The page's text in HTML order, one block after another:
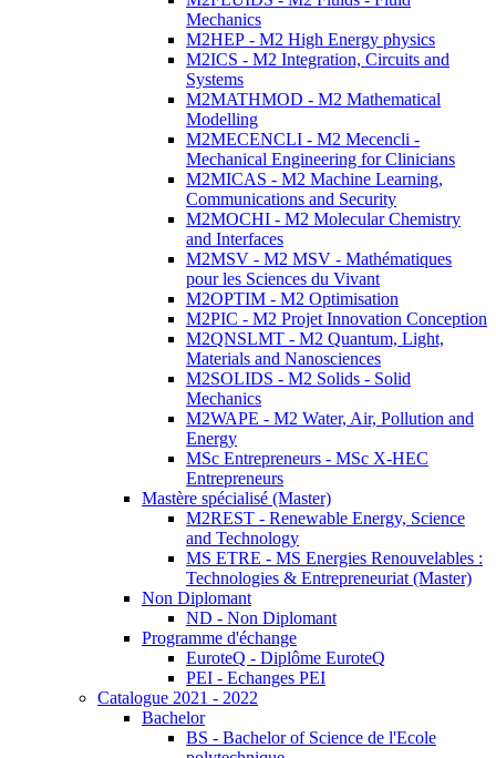
Mechanics
M2HEP - M2 High Energy physics
M2ICS - M2 Integration, Circuits and
Systems
M2MATHMOD - M2 Mathematical
Modelling
M2MECENCLI - M2 Mecencli -
Mechanical Engineering for Clinicians
M2MICAS - M2 Machine Learning,
Communications and Security
M2MOCHI - M2 Molecular Chemistry
and Interfaces
M2MSV - M2 MSV - Mathématiques
pour les Sciences du Vivant
M2OPTIM - M2 Optimisation
M2PIC - M2 Projet Innovation Conception
M2QNSLMT - M2 Quantum, Light,
Materials and Nanosciences
M2SOLIDS - M2 Solids - Solid
Mechanics
M2WAPE - M2 Water, Air, Pollution and
Energy
MSc Entrepreneurs - MSc X-HEC
Entrepreneurs
Mastère spécialisé (Master)
M2REST - Renewable Energy, Science
and Technology
MS ETRE - MS Energies Renouvelables :
Technologies & Entrepreneuriat (Master)
Non Diplomant
ND - Non Diplomant
Programme d'échange
EuroteQ - Diplôme EuroteQ
PEI - Echanges PEI
Catalogue 2021 - 2022
Bachelor
BS - Bachelor of Science de l'Ecole